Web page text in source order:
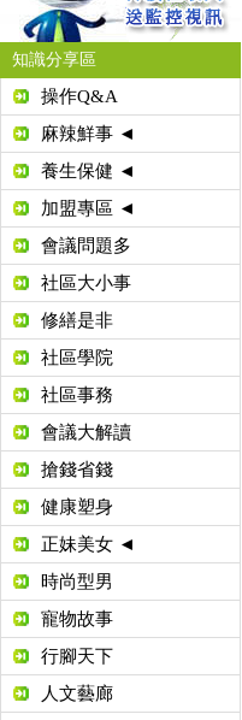
知識分享區
操作Q&A
麻辣鮮事 ◄
養生保健 ◄
加盟專區 ◄
會議問題多
社區大小事
修繕是非
社區學院
社區事務
會議大解讀
搶錢省錢
健康塑身
正妹美女 ◄
時尚型男
寵物故事
行腳天下
人文藝廊